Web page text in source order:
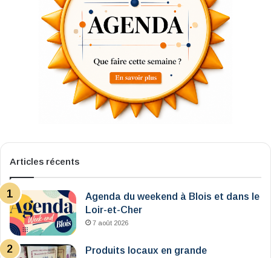
Articles récents
Agenda du weekend à Blois et dans le
Loir-et-Cher
7 août 2026
Produits locaux en grande